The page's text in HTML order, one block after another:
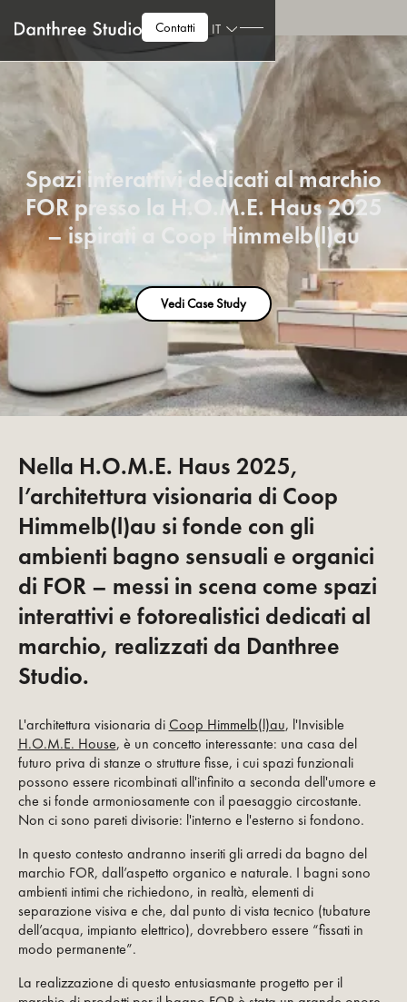
Contatti IT
Spazi interattivi dedicati al marchio
FOR presso la H.O.M.E. Haus 2025
– ispirati a Coop Himmelb(l)au
Vedi Case Study
Nella H.O.M.E. Haus 2025,
l’architettura visionaria di Coop
Himmelb(l)au si fonde con gli
ambienti bagno sensuali e organici
di FOR – messi in scena come spazi
interattivi e fotorealistici dedicati al
marchio, realizzati da Danthree
Studio.
L'architettura visionaria diCoop Himmelb(l)au, l'Invisible
H.O.M.E. House, è un concetto interessante: una casa del
futuro priva di stanze o strutture fisse, i cui spazi funzionali
possono essere ricombinati all'infinito a seconda dell'umore e
che si fonde armoniosamente con il paesaggio circostante.
Non ci sono pareti divisorie: l'interno e l'esterno si fondono.
In questo contesto andranno inseriti gli arredi da bagno del
marchio FOR, dall’aspetto organico e naturale. I bagni sono
ambienti intimi che richiedono, in realtà, elementi di
separazione visiva e che, dal punto di vista tecnico (tubature
dell’acqua, impianto elettrico), dovrebbero essere “fissati in
modo permanente”.
La realizzazione di questo entusiasmante progetto per il